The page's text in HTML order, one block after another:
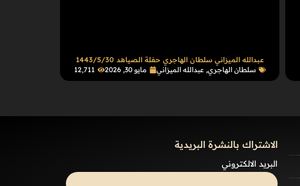
عبدالله الميزاني سلطان الهاجري حفلة الصياهد 1443/5/30
سلطان الهاجري, عبدالله الميزاني مايو 30, 2026 12٬711
الاشتراك بالنشرة البريدية
البريد الالكتروني